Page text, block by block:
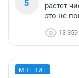
5
растет
это не
13 359
МНЕНИЕ